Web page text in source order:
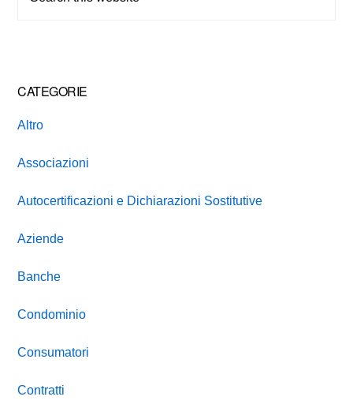
CATEGORIE
Altro
Associazioni
Autocertificazioni e Dichiarazioni Sostitutive
Aziende
Banche
Condominio
Consumatori
Contratti